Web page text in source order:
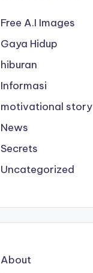
Free A.I Images
Gaya Hidup
hiburan
Informasi
motivational story
News
Secrets
Uncategorized
About